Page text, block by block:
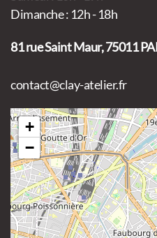
Dimanche : 12h - 18h
81 rue Saint Maur, 75011
contact@clay-atelier.fr
+
−